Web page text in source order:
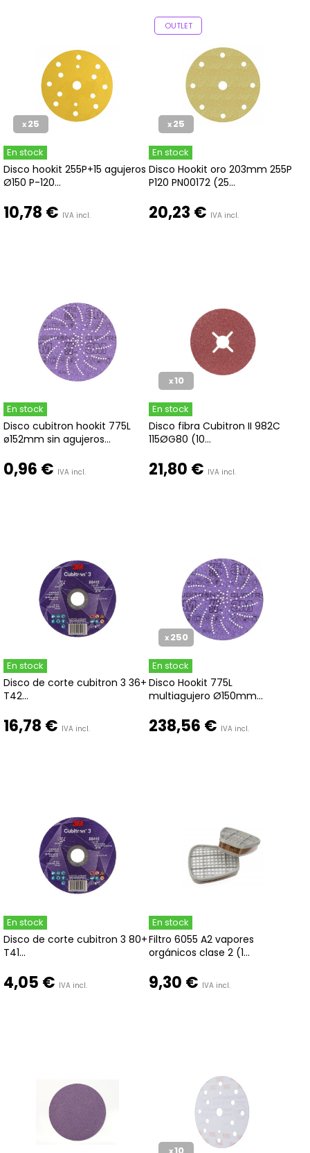
x25
En stock
Disco hookit 255P+15 agujeros
Ø150 P-120...
10,78 € IVA incl.
OUTLET
x25
En stock
Disco Hookit oro 203mm 255P
P120 PN00172 (25...
20,23 € IVA incl.
En stock
Disco cubitron hookit 775L
ø152mm sin agujeros...
0,96 € IVA incl.
x10
En stock
Disco fibra Cubitron II 982C
115ØG80 (10...
21,80 € IVA incl.
En stock
Disco de corte cubitron 3 36+
T42...
16,78 € IVA incl.
x 250
En stock
Disco Hookit 775L
multiagujero Ø150mm...
238,56 € IVA incl.
En stock
Disco de corte cubitron 3 80+
T41...
4,05 € IVA incl.
En stock
Filtro 6055 A2 vapores
orgánicos clase 2 (1...
9,30 € IVA incl.